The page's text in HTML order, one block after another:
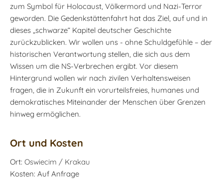
zum Symbol für Holocaust, Völkermord und Nazi-Terror
geworden. Die Gedenkstättenfahrt hat das Ziel, auf und in
dieses „schwarze“ Kapitel deutscher Geschichte
zurückzublicken. Wir wollen uns - ohne Schuldgefühle – der
historischen Verantwortung stellen, die sich aus dem
Wissen um die NS-Verbrechen ergibt. Vor diesem
Hintergrund wollen wir nach zivilen Verhaltensweisen
fragen, die in Zukunft ein vorurteilsfreies, humanes und
demokratisches Miteinander der Menschen über Grenzen
hinweg ermöglichen.
Ort und Kosten
Ort: Oswiecim / Krakau
Kosten: Auf Anfrage